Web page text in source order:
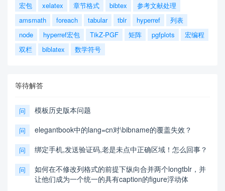
宏包
xelatex 章节格式 bibtex
参考文献处理
amsmath
foreach tabular tblr hyperref
列表
node
hyperref宏包 TikZ-PGF 矩阵 pgfplots
宏编程
双栏
biblatex 数学符号
等待解答
问 模板历史版本问题
问 elegantbook中的lang=cn对\bibname的覆盖失效？
问 绑定手机,发送验证码,老是未点中正确区域！怎么回事？
问
如何在不修改列格式的前提下纵向合并两个longtblr，并
让他们成为一个统一的具有caption的figure浮动体